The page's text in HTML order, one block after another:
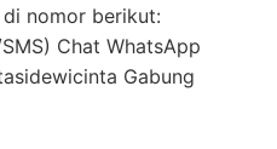
nomor berikut:
Chat WhatsApp
Gabung